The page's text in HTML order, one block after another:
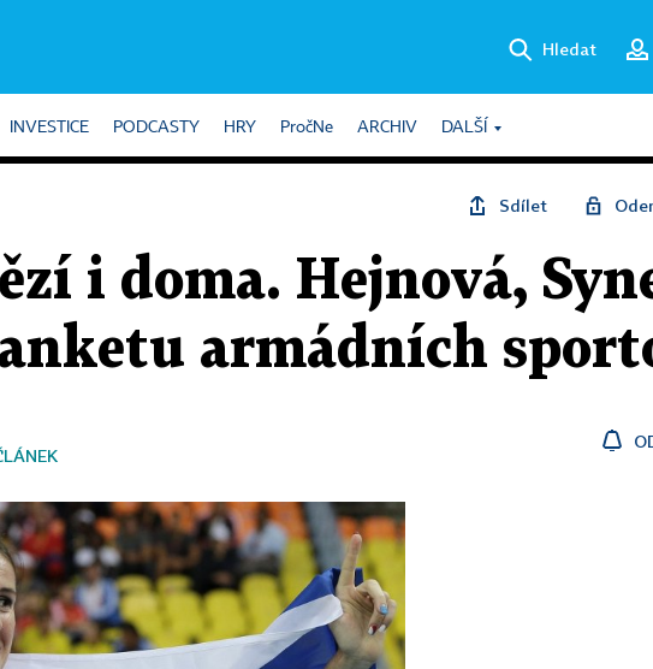
Hledat
INVESTICE PODCASTY HRY PročNe ARCHIV DALŠÍ
Sdílet
i doma. Hejnová,
armádních